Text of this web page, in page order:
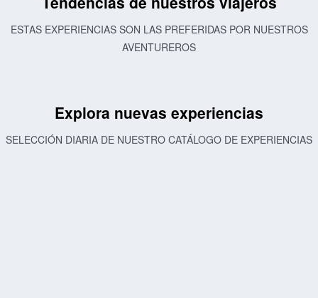
ESTAS EXPERIENCIAS SON LAS PREFERIDAS POR NUESTROS
AVENTUREROS
Explora nuevas experiencias
SELECCIÓN DIARIA DE NUESTRO CATÁLOGO DE EXPERIENCIAS